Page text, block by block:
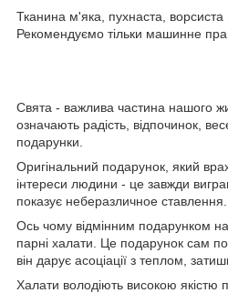
Тканина м'яка, пухнаста,
Рекомендуємо тільки машинне
Свята - важлива частина нашого
означають радість, відпочинок,
подарунки.
Оригінальний подарунок, який
інтереси людини - це завжди
показує неберазличное ставлення.
Ось чому відмінним подарунком
парні халати. Це подарунок сам по
він дарує асоціації з теплом,
Халати володіють високою якістю